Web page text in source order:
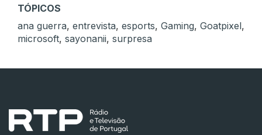
TÓPICOS
ana guerra, entrevista, esports, Gaming, Goatpixel,
microsoft, sayonanii, surpresa